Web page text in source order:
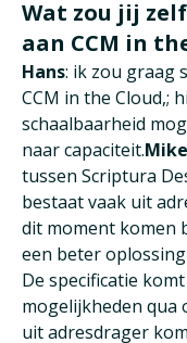
Wat zou jij
aan CCM in
Hans: ik zou graag
CCM in the Cloud,;
schaalbaarheid
naar capaciteit.Mike
tussen Scriptura
bestaat vaak uit
dit moment komen
een beter
De specificatie
mogelijkheden qua
uit adresdrager